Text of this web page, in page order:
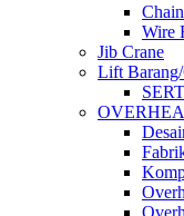
Wire
Jib Crane
Lift